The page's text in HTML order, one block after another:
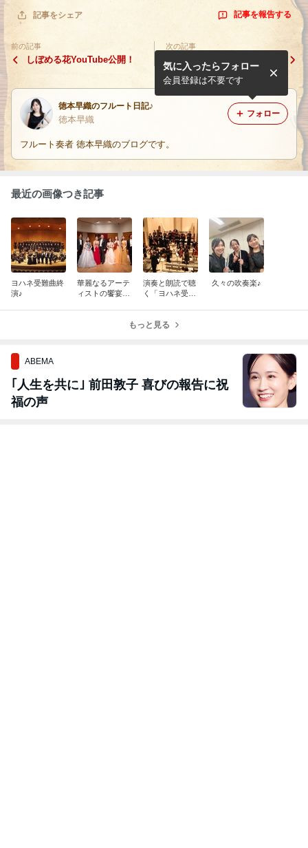
記事をシェア 記事を報告する
前の記事
しぼめる花YouTube公開！
次の記事
徳本早織のフルート日記♪
徳本早織
フルート奏者 徳本早織のブログです。
気に入ったらフォロー
会員登録は不要です
フォロー
最近の画像つき記事
ヨハネ受難曲終
演♪
華麗なるアーテ
ィストの饗宴Ⅵ
演奏と朗読で聴
く「ヨハネ受難
久々の吹奏楽♪
もっと見る
ABEMA
｢人生を共に｣ 前田敦子 喜びの報告に祝
福の声